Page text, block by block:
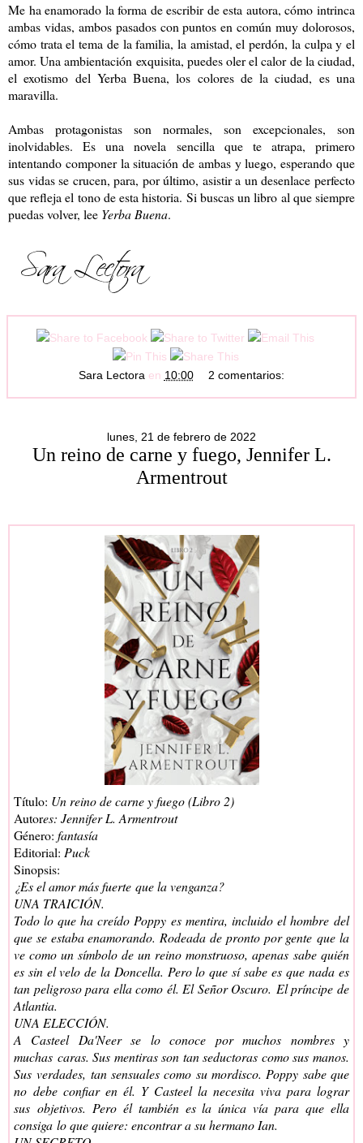
Me ha enamorado la forma de escribir de esta autora, cómo intrinca
ambas vidas, ambos pasados con puntos en común muy dolorosos,
cómo trata el tema de la familia, la amistad, el perdón, la culpa y el
amor. Una ambientación exquisita, puedes oler el calor de la ciudad,
el exotismo del Yerba Buena, los colores de la ciudad, es una
maravilla.
Ambas protagonistas son normales, son excepcionales, son
inolvidables. Es una novela sencilla que te atrapa, primero
intentando componer la situación de ambas y luego, esperando que
sus vidas se crucen, para, por último, asistir a un desenlace perfecto
que refleja el tono de esta historia. Si buscas un libro al que siempre
puedas volver, lee Yerba Buena.
Sara Lectora en 10:00 2 comentarios:
lunes, 21 de febrero de 2022
Un reino de carne y fuego, Jennifer L.
Armentrout
Título: Un reino de carne y fuego (Libro 2)
Autores: Jennifer L. Armentrout
Género: fantasía
Editorial: Puck
Sinopsis:
¿Es el amor más fuerte que la venganza?
UNA TRAICIÓN.
Todo lo que ha creído Poppy es mentira, incluido el hombre del
que se estaba enamorando. Rodeada de pronto por gente que la
ve como un símbolo de un reino monstruoso, apenas sabe quién
es sin el velo de la Doncella. Pero lo que sí sabe es que nada es
tan peligroso para ella como él. El Señor Oscuro. El príncipe de
Atlantia.
UNA ELECCIÓN.
A Casteel Da'Neer se lo conoce por muchos nombres y
muchas caras. Sus mentiras son tan seductoras como sus manos.
Sus verdades, tan sensuales como su mordisco. Poppy sabe que
no debe confiar en él. Y Casteel la necesita viva para lograr
sus objetivos. Pero él también es la única vía para que ella
consiga lo que quiere: encontrar a su hermano Ian.